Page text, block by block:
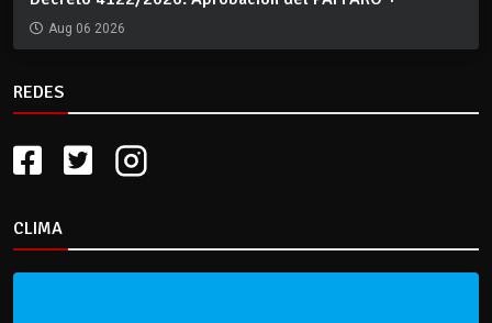
Aug 06 2026
REDES
CLIMA